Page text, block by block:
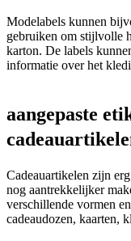
Modelabels kunnen
gebruiken om stijlvolle
karton. De labels
informatie over het
aangepaste
Cadeauartikelen zijn
nog aantrekkelijker
verschillende vormen
cadeaudozen, kaarten,